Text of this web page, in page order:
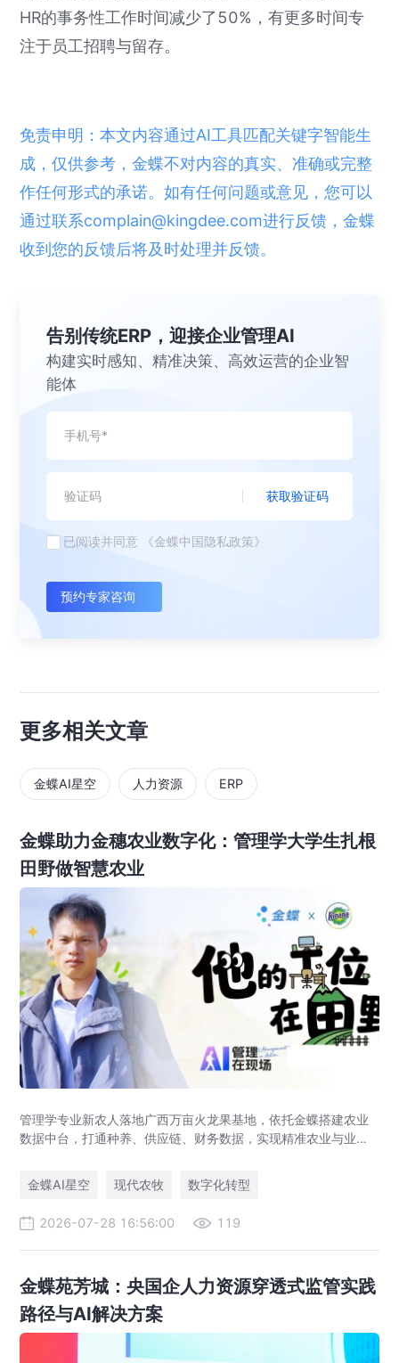
HR的事务性工作时间减少了50%，有更多时间专
注于员工招聘与留存。
免责申明：本文内容通过AI工具匹配关键字智能生
成，仅供参考，金蝶不对内容的真实、准确或完整
作任何形式的承诺。如有任何问题或意见，您可以
通过联系complain@kingdee.com进行反馈，金蝶
收到您的反馈后将及时处理并反馈。
告别传统ERP，迎接企业管理AI
构建实时感知、精准决策、高效运营的企业智
能体
获取验证码
已阅读并同意 《金蝶中国隐私政策》
预约专家咨询
更多相关文章
金蝶AI星空 人力资源 ERP
金蝶助力金穗农业数字化：管理学大学生扎根
田野做智慧农业
管理学专业新农人落地广西万亩火龙果基地，依托金蝶搭建农业
数据中台，打通种养、供应链、财务数据，实现精准农业与业财
金蝶AI星空
现代农牧 数字化转型
2026-07-28 16:56:00 119
金蝶苑芳城：央国企人力资源穿透式监管实践
路径与AI解决方案